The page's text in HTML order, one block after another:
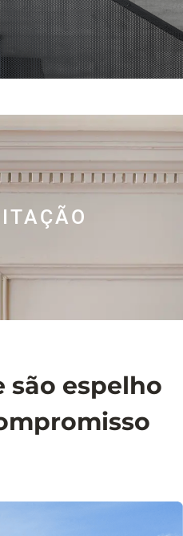
são espelho